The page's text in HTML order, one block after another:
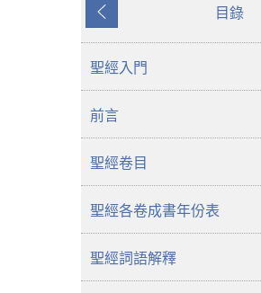
物
經
世
界
譯
界
本
上
一
頁
目錄
聖經入門
前言
聖經卷目
聖經各卷成書年份表
聖經詞語解釋